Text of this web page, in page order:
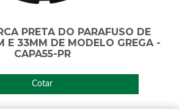
PRETA DO PARAFUSO DE
E 33MM DE MODELO GREGA -
CAPA55-PR
Cotar